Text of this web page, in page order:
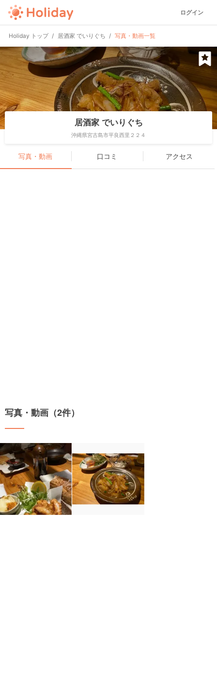
ログイン
Holiday トップ 居酒家 でいりぐち 写真・動画一覧
居酒家 でいりぐち
沖縄県宮古島市平良西里２２４
写真・動画 口コミ アクセス
写真・動画（2件）